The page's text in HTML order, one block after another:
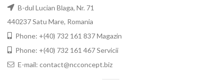
B-dul Lucian Blaga, Nr. 71
440237 Satu Mare, Romania
Phone: +(40) 732 161 837 Magazin
Phone: +(40) 732 161 467 Servicii
E-mail: contact@ncconcept.biz